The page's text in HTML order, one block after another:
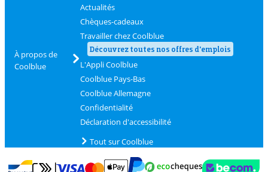
À propos de
Coolblue
Actualités
Chèques-cadeaux
Travailler chez Coolblue
Découvrez toutes nos offres d'emplois
L'Appli Coolblue
Coolblue Pays-Bas
Coolblue Allemagne
Confidentialité
Déclaration d'accessibilité
Tout sur Coolblue